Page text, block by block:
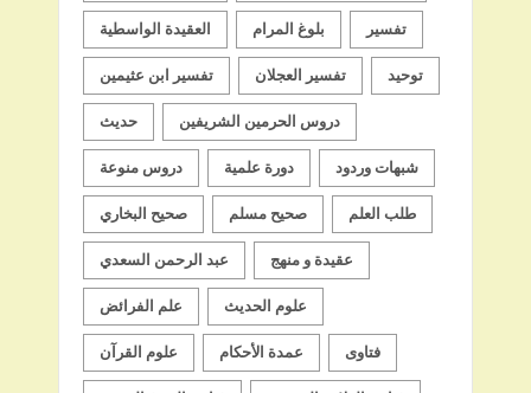
العقيدة الواسطية بلوغ المرام تفسير
تفسير ابن عثيمين تفسير العجلان توحيد
حديث دروس الحرمين الشريفين
دروس منوعة دورة علمية شبهات وردود
صحيح البخاري صحيح مسلم طلب العلم
عبد الرحمن السعدي عقيدة و منهج
علم الفرائض علوم الحديث
علوم القرآن عمدة الأحكام فتاوى